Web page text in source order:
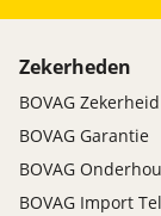
Zekerheden
BOVAG Zekerheid
BOVAG Garantie
BOVAG
BOVAG Import